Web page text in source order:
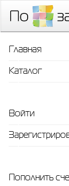
Главная
Каталог
Войти
Пополнить